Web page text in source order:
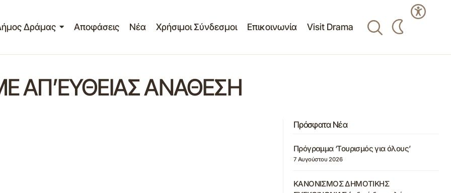
Δράμας Αποφάσεις Νέα Χρήσιμοι Σύνδεσμοι Επικοινωνία Visit Drama
ΑΠ’ΕΥΘΕΙΑΣ ΑΝΑΘΕΣΗ
Πρόσφατα Νέα
Πρόγραμμα ‘Τουρισμός για όλους’
7 Αυγούστου 2026
ΚΑΝΟΝΙΣΜΟΣ ΔΗΜΟΤΙΚΗΣ